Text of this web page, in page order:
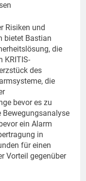
Risiken und
bietet Bastian
die
KRITIS-
des
die
bevor es zu
Bewegungsanalyse
ein Alarm
in
für einen
Vorteil gegenüber